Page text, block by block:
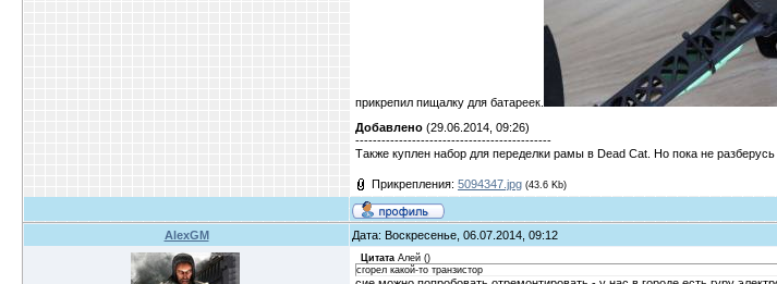
прикрепил пищалку для батареек.
Добавлено (29.06.2014, 09:26)
---------------------------------------------
Также куплен набор для переделки рамы в Dead Cat. Но пока не
Прикрепления: 5094347.jpg (43.6 Kb)
AlexGM Дата: Воскресенье, 06.07.2014, 09:12
Цитата Алей ()
сгорел какой-то транзистор